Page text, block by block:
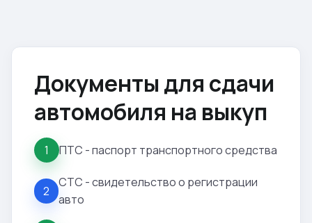
Документы для сдачи
автомобиля на выкуп
1 ПТС - паспорт транспортного средства
2
СТС - свидетельство о регистрации
авто